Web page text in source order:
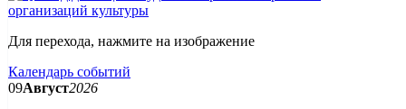
Для перехода, нажмите на изображение
Календарь событий
09Август2026